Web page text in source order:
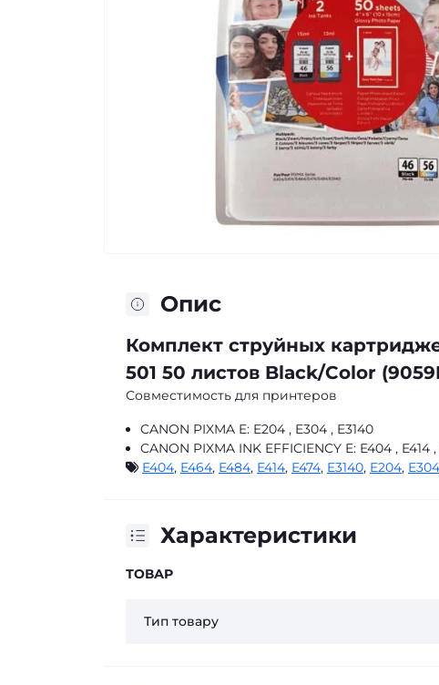
Опис
Комплект струйных
501 50 листов Black/Color
Совместимость для принтеров
CANON PIXMA E: E204 , E304 , E3140
CANON PIXMA INK EFFICIENCY E: E404 , E414
E404, E464, E484, E414, E474, E3140, E204, E304
Характеристики
ТОВАР
Тип товару